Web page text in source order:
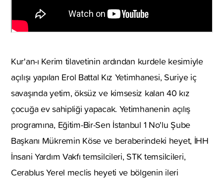
Kur'an-ı Kerim tilavetinin ardından kurdele kesimiyle
açılışı yapılan Erol Battal Kız Yetimhanesi, Suriye iç
savaşında yetim, öksüz ve kimsesiz kalan 40 kız
çocuğa ev sahipliği yapacak. Yetimhanenin açılış
programına, Eğitim-Bir-Sen İstanbul 1 No'lu Şube
Başkanı Mükremin Köse ve beraberindeki heyet, İHH
İnsani Yardım Vakfı temsilcileri, STK temsilcileri,
Cerablus Yerel meclis heyeti ve bölgenin ileri